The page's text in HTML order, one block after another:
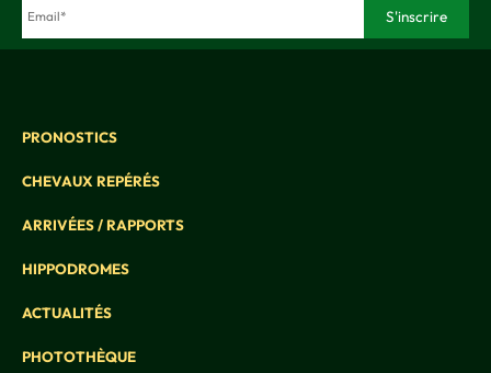
PRONOSTICS
CHEVAUX REPÉRÉS
ARRIVÉES / RAPPORTS
HIPPODROMES
ACTUALITÉS
PHOTOTHÈQUE